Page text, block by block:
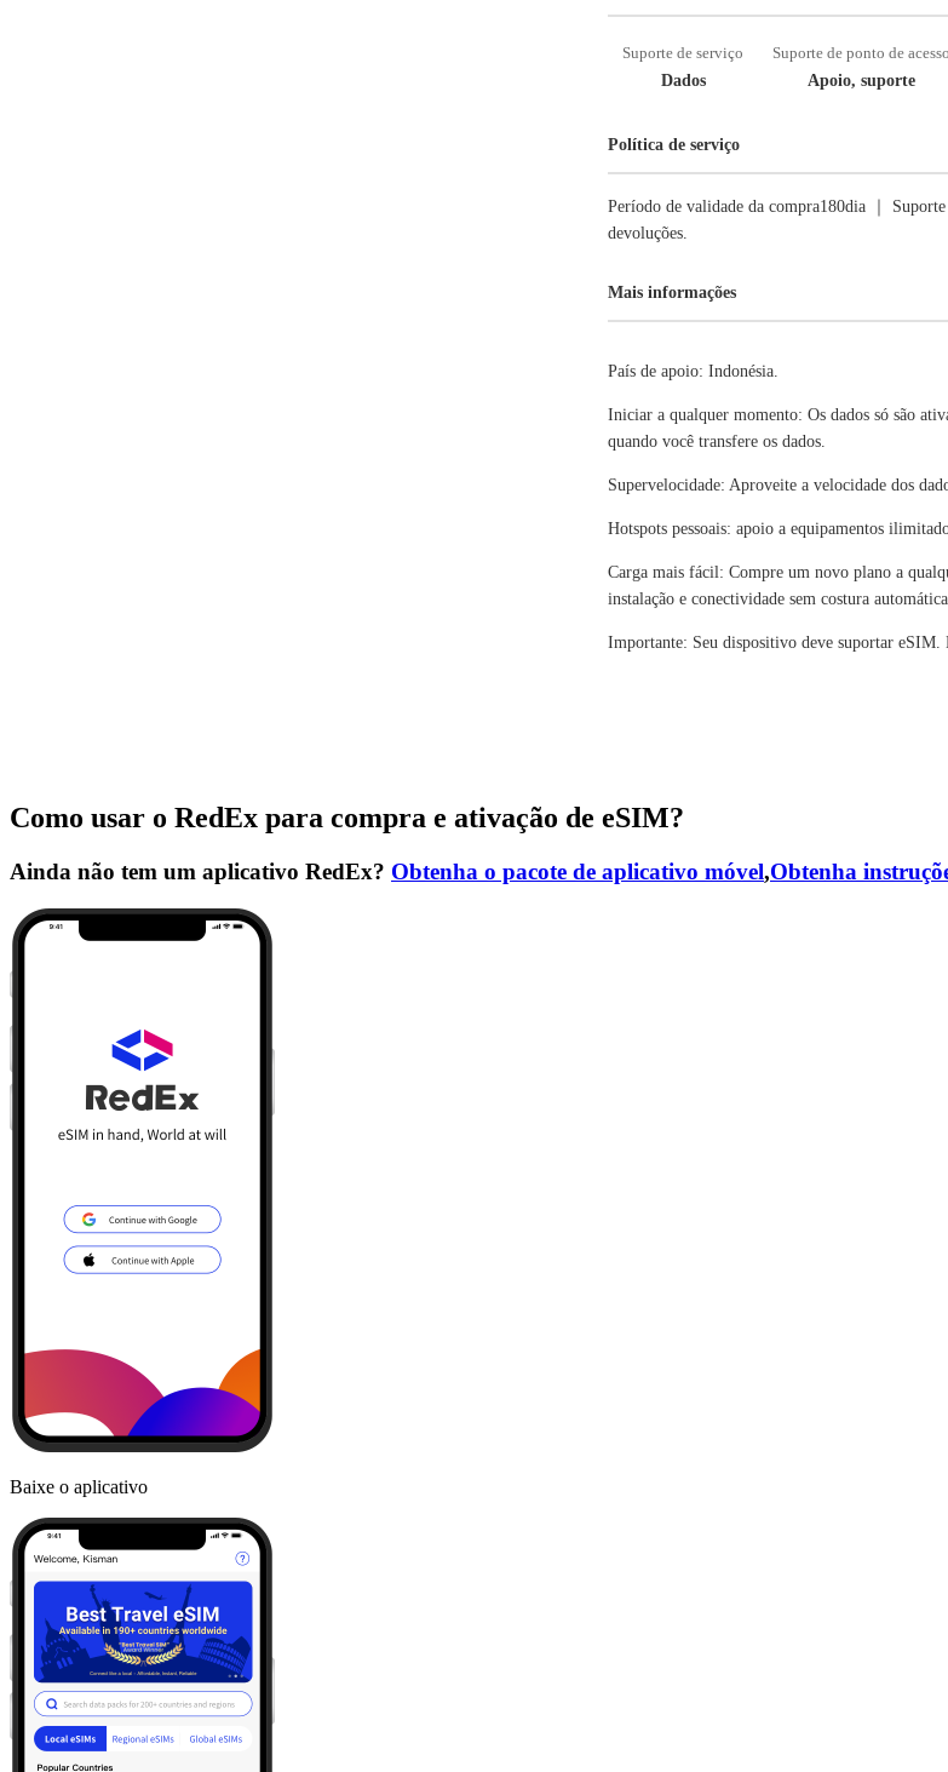
Suporte de serviço
Dados
Suporte de ponto de acesso
Apoio, suporte
Política de serviço
Período de validade da compra180dia ｜
devoluções.
Mais informações
País de apoio: Indonésia.
Iniciar a qualquer momento: Os dados só são
quando você transfere os dados.
Supervelocidade: Aproveite a velocidade dos
Hotspots pessoais: apoio a equipamentos
Carga mais fácil: Compre um novo plano a
instalação e conectividade sem costura
Importante: Seu dispositivo deve suportar eSIM.
Como usar o RedEx para compra e ativação de eSIM?
Ainda não tem um aplicativo RedEx? Obtenha o pacote de aplicativo móvel,Obtenha
Baixe o aplicativo